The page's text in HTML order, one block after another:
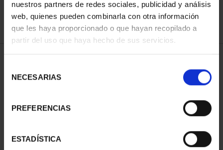
nuestros partners de redes sociales, publicidad y análisis
web, quienes pueden combinarla con otra información
que les haya proporcionado o que hayan recopilado a
partir del uso que haya hecho de sus servicios.
NECESARIAS
PREFERENCIAS
ESTADÍSTICA
REFINAR
1 Productos encontrados